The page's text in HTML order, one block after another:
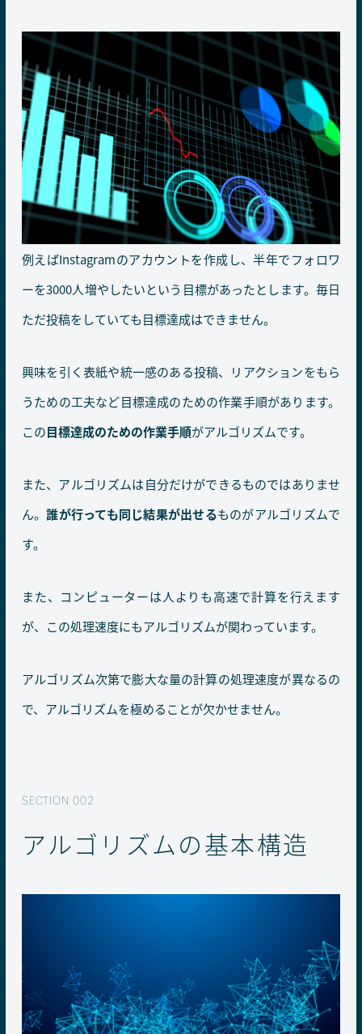
例えばInstagramのアカウントを作成し、半年でフォロワ
ーを3000人増やしたいという目標があったとします。毎日
ただ投稿をしていても目標達成はできません。
興味を引く表紙や統一感のある投稿、リアクションをもら
うための工夫など目標達成のための作業手順があります。
この目標達成のための作業手順がアルゴリズムです。
また、アルゴリズムは自分だけができるものではありませ
ん。誰が行っても同じ結果が出せるものがアルゴリズムで
す。
また、コンピューターは人よりも高速で計算を行えます
が、この処理速度にもアルゴリズムが関わっています。
アルゴリズム次第で膨大な量の計算の処理速度が異なるの
で、アルゴリズムを極めることが欠かせません。
アルゴリズムの基本構造